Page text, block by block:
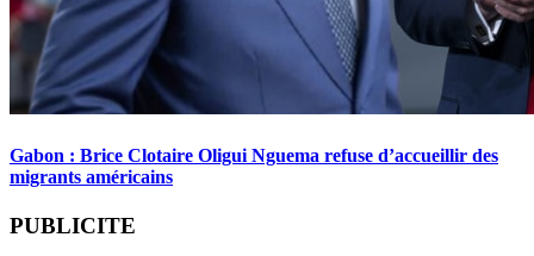
Gabon : Brice Clotaire Oligui Nguema refuse d’accueillir des
migrants américains
PUBLICITE